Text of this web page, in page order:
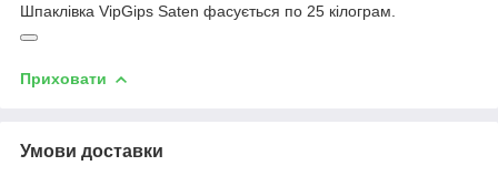
Шпаклівка VipGips Saten фасується по 25 кілограм.
Приховати
Умови доставки